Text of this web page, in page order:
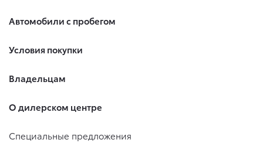
Автомобили с пробегом
Условия покупки
Владельцам
О дилерском центре
Специальные предложения